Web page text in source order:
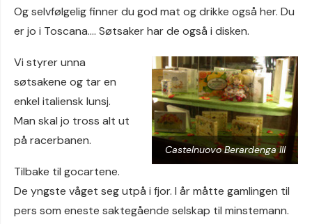
Og selvfølgelig finner du god mat og drikke også her. Du
er jo i Toscana…. Søtsaker har de også i disken.
Castelnuovo Berardenga III
Vi styrer unna
søtsakene og tar en
enkel italiensk lunsj.
Man skal jo tross alt ut
på racerbanen.
Tilbake til gocartene.
De yngste våget seg utpå i fjor. I år måtte gamlingen til
pers som eneste saktegående selskap til minstemann.